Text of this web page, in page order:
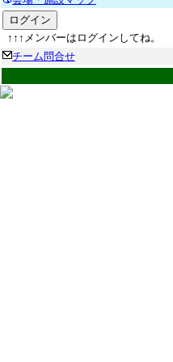
↑↑↑メンバーはログインしてね。
チーム問合せ